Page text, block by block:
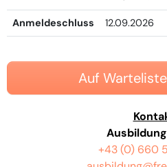
Anmeldeschluss 12.09.2026
Auf
+43 (0) 660